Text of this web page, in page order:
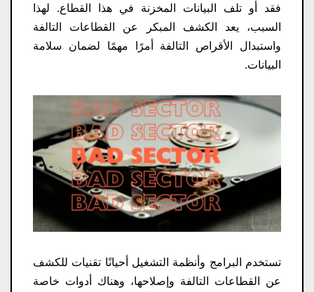
فقد أو تلف البيانات المخزنة في هذا القطاع. لهذا
السبب، يعد الكشف المبكر عن القطاعات التالفة
واستبدال الأقراص التالفة أمرًا مهمًا لضمان سلامة
البيانات.
تستخدم البرامج وأنظمة التشغيل أحيانًا تقنيات للكشف
عن القطاعات التالفة وإصلاحها، وهناك أدوات خاصة